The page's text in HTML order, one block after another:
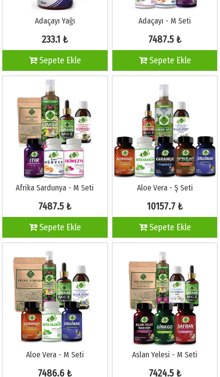
Adaçayı Yağı
233.1 ₺
Sepete Ekle
Adaçayı - M Seti
7487.5 ₺
Sepete Ekle
Afrika Sardunya - M Seti
7487.5 ₺
Sepete Ekle
Aloe Vera - Ş Seti
10157.7 ₺
Sepete Ekle
Aloe Vera - M Seti
7486.6 ₺
Aslan Yelesi - M Seti
7424.5 ₺